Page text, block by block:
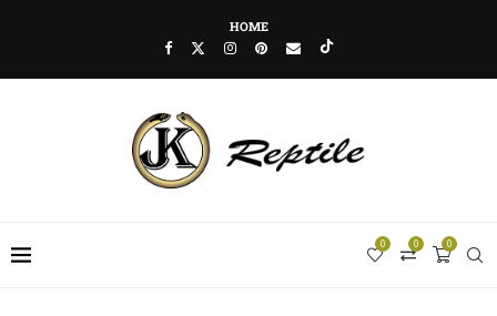
HOME
0
0
0